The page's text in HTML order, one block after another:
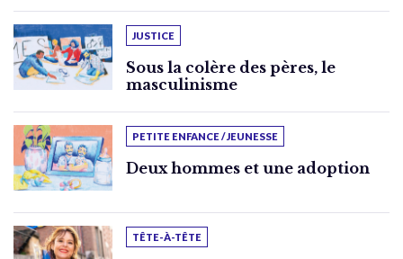
JUSTICE
Sous la colère des pères, le
masculinisme
PETITE ENFANCE / JEUNESSE
Deux hommes et une adoption
TÊTE-À-TÊTE